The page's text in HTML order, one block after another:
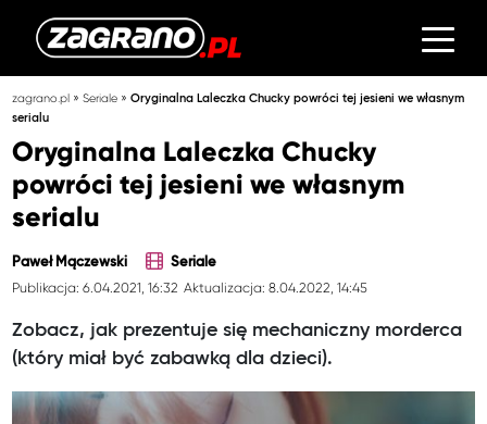
zagrano.pl »Seriale »Oryginalna Laleczka Chucky powróci tej jesieni we własnym
serialu
Oryginalna Laleczka Chucky
powróci tej jesieni we własnym
serialu
Paweł Mączewski Seriale
Publikacja: 6.04.2021, 16:32 Aktualizacja: 8.04.2022, 14:45
Zobacz, jak prezentuje się mechaniczny morderca
(który miał być zabawką dla dzieci).